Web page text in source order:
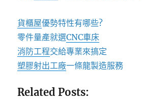
貨櫃屋優勢特性有哪些?
零件量產就選CNC車床
消防工程交給專業來搞定
塑膠射出工廠一條龍製造服務
Related Posts: